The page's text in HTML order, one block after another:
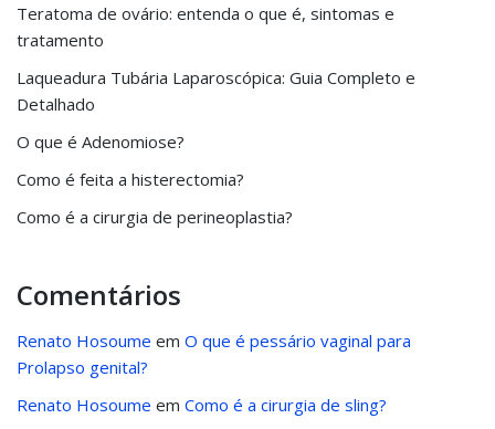
Teratoma de ovário: entenda o que é, sintomas e
tratamento
Laqueadura Tubária Laparoscópica: Guia Completo e
Detalhado
O que é Adenomiose?
Como é feita a histerectomia?
Como é a cirurgia de perineoplastia?
Comentários
Renato Hosoume em O que é pessário vaginal para
Prolapso genital?
Renato Hosoume em Como é a cirurgia de sling?